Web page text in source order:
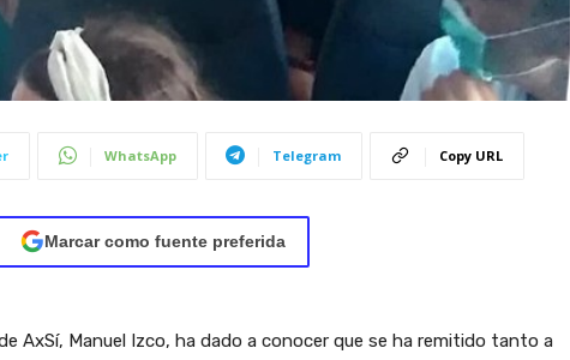
WhatsApp Telegram Copy URL
Marcar como fuente preferida
AxSí, Manuel Izco, ha dado a conocer que se ha remitido tanto a